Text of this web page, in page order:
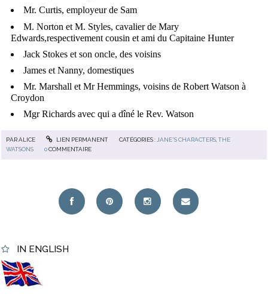
Mr. Curtis, employeur de Sam
M. Norton et M. Styles, cavalier de Mary
Edwards,respectivement cousin et ami du Capitaine Hunter
Jack Stokes et son oncle, des voisins
James et Nanny, domestiques
Mr. Marshall et Mr Hemmings, voisins de Robert Watson à
Croydon
Mgr Richards avec qui a dîné le Rev. Watson
PARALICE LIEN PERMANENT CATÉGORIES :JANE'S CHARACTERS,THE
WATSONS
0 COMMENTAIRE
IN ENGLISH